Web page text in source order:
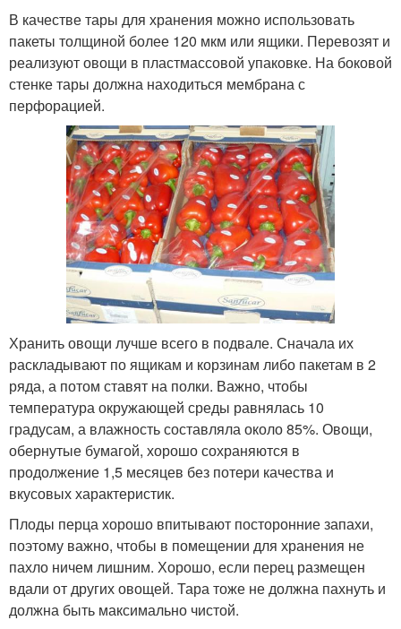
В качестве тары для хранения можно использовать
пакеты толщиной более 120 мкм или ящики. Перевозят и
реализуют овощи в пластмассовой упаковке. На боковой
стенке тары должна находиться мембрана с
перфорацией.
Хранить овощи лучше всего в подвале. Сначала их
раскладывают по ящикам и корзинам либо пакетам в 2
ряда, а потом ставят на полки. Важно, чтобы
температура окружающей среды равнялась 10
градусам, а влажность составляла около 85%. Овощи,
обернутые бумагой, хорошо сохраняются в
продолжение 1,5 месяцев без потери качества и
вкусовых характеристик.
Плоды перца хорошо впитывают посторонние запахи,
поэтому важно, чтобы в помещении для хранения не
пахло ничем лишним. Хорошо, если перец размещен
вдали от других овощей. Тара тоже не должна пахнуть и
должна быть максимально чистой.